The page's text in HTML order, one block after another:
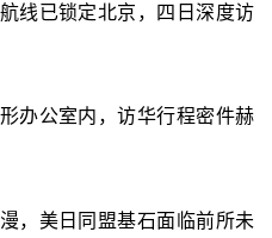
线已锁定北京，四日深度访
办公室内，访华行程密件赫
，美日同盟基石面临前所未